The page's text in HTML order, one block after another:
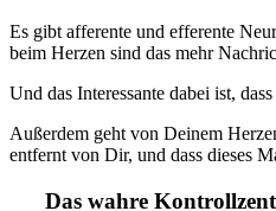
Es gibt afferente und efferente
beim Herzen sind das mehr
Und das Interessante dabei ist,
Außerdem geht von Deinem
entfernt von Dir, und dass dieses
Das wahre